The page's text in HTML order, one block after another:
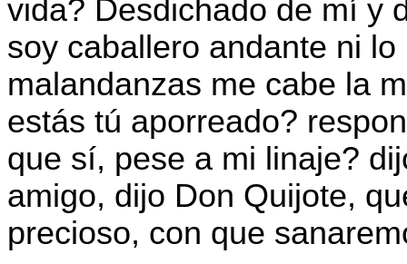
vida? Desdichado de mí y
soy caballero andante ni
malandanzas me cabe la
estás tú aporreado?
que sí, pese a mi linaje?
amigo, dijo Don Quijote,
precioso, con que